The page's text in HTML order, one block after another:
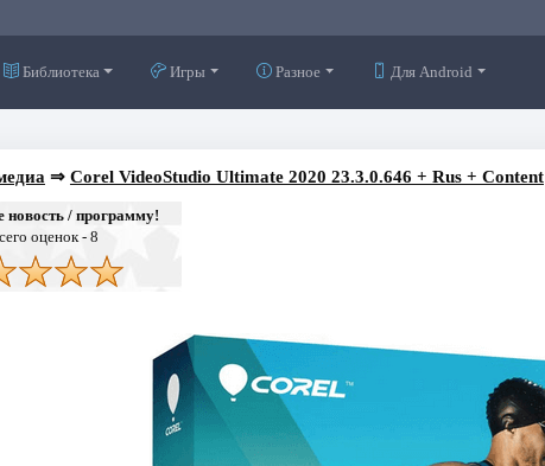
Библиотека Игры Разное Для Android
⇒ Corel VideoStudio Ultimate 2020 23.3.0.646 + Rus + Content
новость / программу!
оценок -8